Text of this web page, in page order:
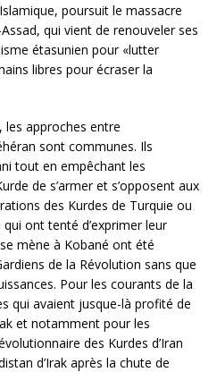
poursuit le massacre
qui vient de renouveler ses
étasunien pour «lutter
libres pour écraser la
les approches entre
sont communes. Ils
tout en empêchant les
de s’armer et s’opposent aux
des Kurdes de Turquie ou
qui ont tenté d’exprimer leur
mène à Kobané ont été
de la Révolution sans que
Pour les courants de la
qui avaient jusque-là profité de
et notamment pour les
des Kurdes d’Iran
d’Irak après la chute de